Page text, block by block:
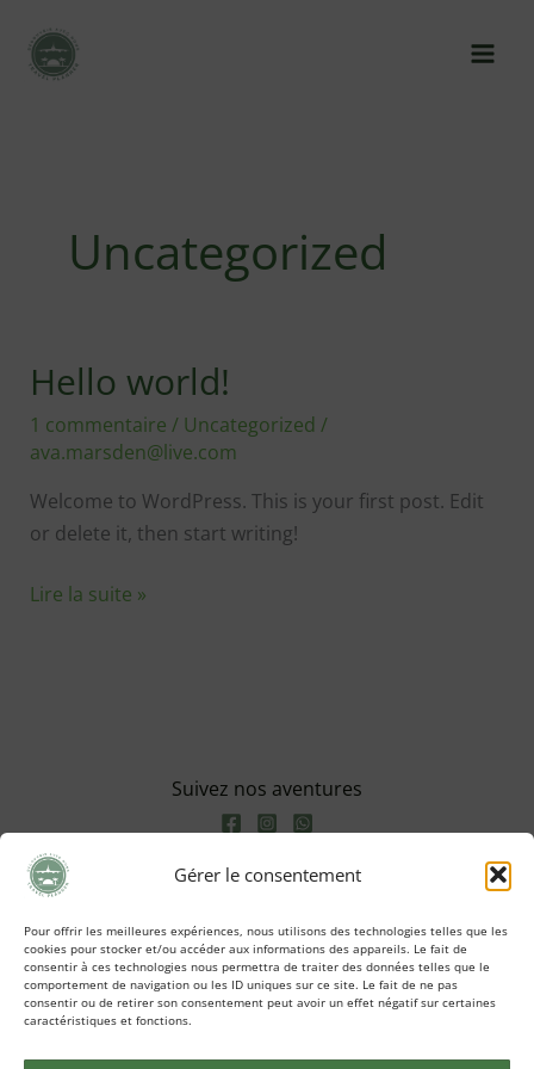
Gérer le consentement
Pour offrir les meilleures expériences, nous utilisons des technologies telles que les
cookies pour stocker et/ou accéder aux informations des appareils. Le fait de
consentir à ces technologies nous permettra de traiter des données telles que le
comportement de navigation ou les ID uniques sur ce site. Le fait de ne pas
consentir ou de retirer son consentement peut avoir un effet négatif sur certaines
caractéristiques et fonctions.
contenu
Uncategorized
Hello world!
1 commentaire / Uncategorized /
ava.marsden@live.com
Welcome to WordPress. This is your first post. Edit
or delete it, then start writing!
Hello
Lire la suite »
Suivez nos aventures